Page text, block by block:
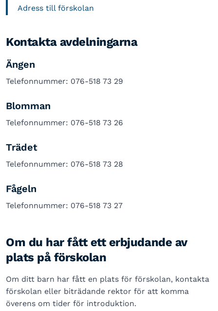
Adress till förskolan
Kontakta avdelningarna
Ängen
Telefonnummer: 076-518 73 29
Blomman
Telefonnummer: 076-518 73 26
Trädet
Telefonnummer: 076-518 73 28
Fågeln
Telefonnummer: 076-518 73 27
Om du har fått ett erbjudande av
plats på förskolan
Om ditt barn har fått en plats för förskolan, kontakta
förskolan eller biträdande rektor för att komma
överens om tider för introduktion.